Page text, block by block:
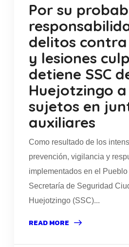
Por su
delitos
y lesiones
detiene SSC
Huejotzingo
sujetos en
auxiliares
Como resultado de los
prevención, vigilancia y
implementados en el
Secretaría de Seguridad
Huejotzingo (SSC)...
READ MORE